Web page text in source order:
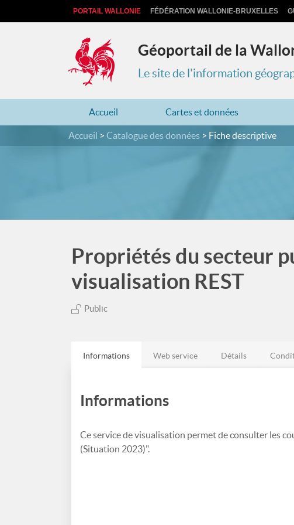
PORTAIL WALLONIE FÉDÉRATION WALLONIE-BRUXELLES
Géoportail de la
Le site de l'information
Accueil Cartes et données
Accueil Catalogue des données Fiche descriptive
Propriétés du secteur
visualisation REST
Public
Informations Web service Détails
Informations
Ce service de visualisation permet de consulter les
(Situation 2023)".